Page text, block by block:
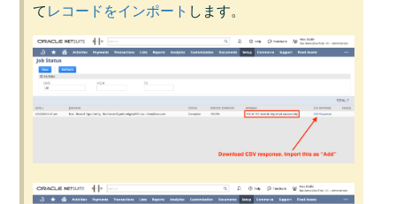
て レコードをインポート します。